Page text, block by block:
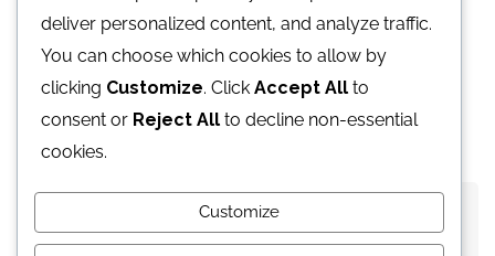
Atatürk mahallesi Ertuğrul Gazi Sk. Metropol İstanbul
bilgi@vacabook.com
. Tüm hakları
saklıdır.
deliver personalized content, and analyze traffic.
You can choose which cookies to allow by
clicking Customize. Click Accept All to
consent or Reject All to decline non-essential
cookies.
Customize